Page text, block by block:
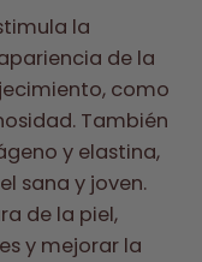
la
de la
como
También
y elastina,
sana y joven.
de la piel,
y mejorar la